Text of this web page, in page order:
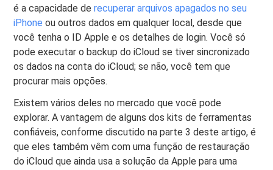
é a capacidade derecuperar arquivos apagados no seu
iPhone ou outros dados em qualquer local, desde que
você tenha o ID Apple e os detalhes de login. Você só
pode executar o backup do iCloud se tiver sincronizado
os dados na conta do iCloud; se não, você tem que
procurar mais opções.
Existem vários deles no mercado que você pode
explorar. A vantagem de alguns dos kits de ferramentas
confiáveis, conforme discutido na parte 3 deste artigo, é
que eles também vêm com uma função de restauração
do iCloud que ainda usa a solução da Apple para uma